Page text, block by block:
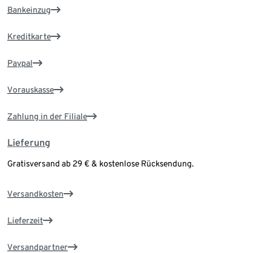
Bankeinzug
Kreditkarte
Paypal
Vorauskasse
Zahlung in der Filiale
Lieferung
Gratisversand ab 29 € & kostenlose Rücksendung.
Versandkosten
Lieferzeit
Versandpartner